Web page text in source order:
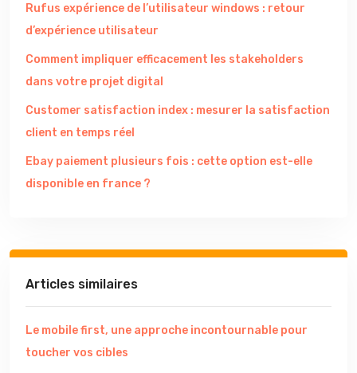
Rufus expérience de l’utilisateur windows : retour
d’expérience utilisateur
Comment impliquer efficacement les stakeholders
dans votre projet digital
Customer satisfaction index : mesurer la satisfaction
client en temps réel
Ebay paiement plusieurs fois : cette option est-elle
disponible en france ?
Articles similaires
Le mobile first, une approche incontournable pour
toucher vos cibles